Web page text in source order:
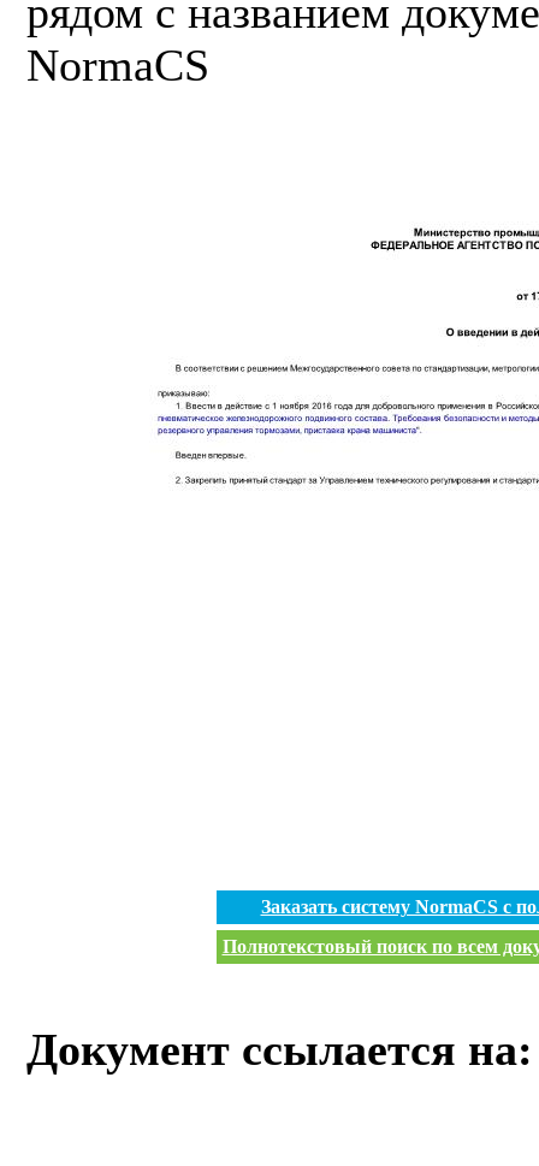
рядом с названием
NormaCS
Заказать систему NormaCS с
Полнотекстовый поиск по всем
Документ ссылается на: